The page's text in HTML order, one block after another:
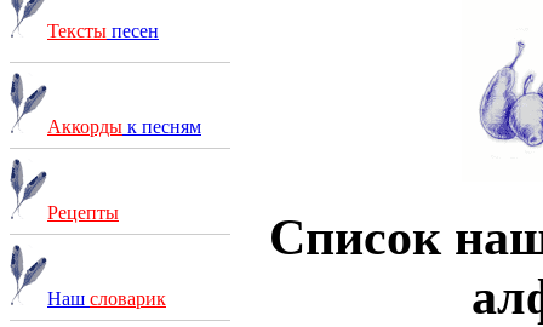
Тексты песен
Аккорды к песням
Рецепты
Наш словарик
Список